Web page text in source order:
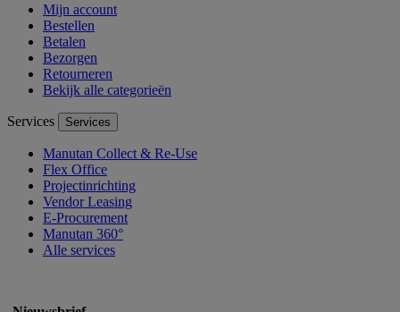
Mijn account
Bestellen
Betalen
Bezorgen
Retourneren
Bekijk alle categorieën
Services Services
Manutan Collect & Re-Use
Flex Office
Projectinrichting
Vendor Leasing
E-Procurement
Manutan 360°
Alle services